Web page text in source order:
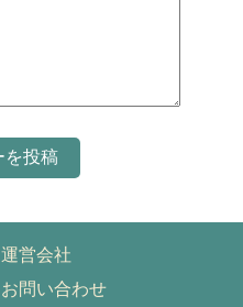
運営会社
お問い合わせ